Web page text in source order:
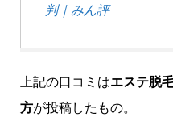
判｜みん評
上記の口コミはエステ脱
方が投稿したもの。